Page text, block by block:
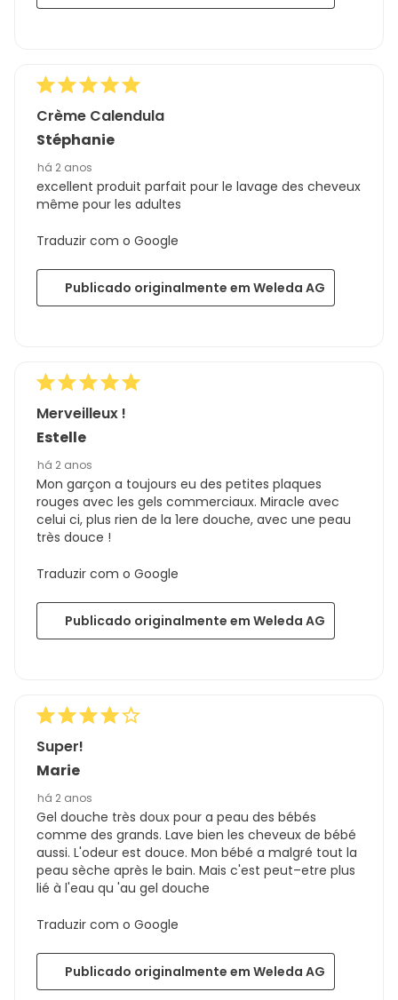
Crème Calendula
Stéphanie
há 2 anos
excellent produit parfait pour le lavage des cheveux
même pour les adultes
Traduzir com o Google
Publicado originalmente em Weleda AG
Merveilleux !
Estelle
há 2 anos
Mon garçon a toujours eu des petites plaques
rouges avec les gels commerciaux. Miracle avec
celui ci, plus rien de la 1ere douche, avec une peau
très douce !
Traduzir com o Google
Publicado originalmente em Weleda AG
Super!
Marie
há 2 anos
Gel douche très doux pour a peau des bébés
comme des grands. Lave bien les cheveux de bébé
aussi. L'odeur est douce. Mon bébé a malgré tout la
peau sèche après le bain. Mais c'est peut–etre plus
lié à l'eau qu 'au gel douche
Traduzir com o Google
Publicado originalmente em Weleda AG